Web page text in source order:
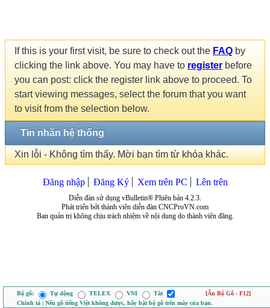
If this is your first visit, be sure to check out the FAQ by
clicking the link above. You may have to register before
you can post: click the register link above to proceed. To
start viewing messages, select the forum that you want
to visit from the selection below.
Tin nhắn hệ thống
Xin lỗi - Không tìm thấy. Mời bạn tìm từ khóa khác.
Đăng nhập Đăng Ký Xem trên PC Lên trên
Diễn đàn sử dụng vBulletin® Phiên bản 4.2.3.
Phát triển bởi thành viên diễn đàn CNCProVN.com
Ban quản trị không chịu trách nhiệm về nội dung do thành viên đăng.
Bộ gõ: Tự động TELEX VNI Tắt
[Ẩn Bộ Gõ - F12]
Chính tả | Nếu gõ tiếng Việt không được, hãy bật bộ gõ trên máy của bạn.